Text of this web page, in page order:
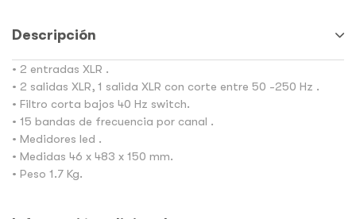
Descripción
• 2 entradas XLR .
• 2 salidas XLR, 1 salida XLR con corte entre 50 -250 Hz .
• Filtro corta bajos 40 Hz switch.
• 15 bandas de frecuencia por canal .
• Medidores led .
• Medidas 46 x 483 x 150 mm.
• Peso 1.7 Kg.